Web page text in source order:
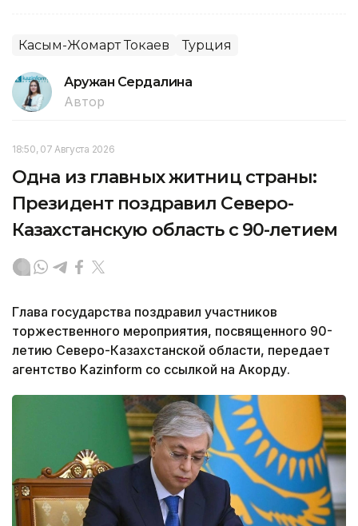
Касым-Жомарт Токаев Турция
Аружан Сердалина
Автор
18:50, 07 Августа 2026
Одна из главных житниц страны:
Президент поздравил Северо-
Казахстанскую область с 90-летием
Глава государства поздравил участников
торжественного мероприятия, посвященного 90-
летию Северо-Казахстанской области, передает
агентство Kazinform со ссылкой на Акорду.